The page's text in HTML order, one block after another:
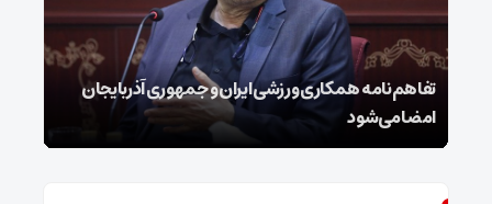
تفاهم‌نامه همکاری ورزشی ایران و جمهوری آذربایجان
امضا می‌شود